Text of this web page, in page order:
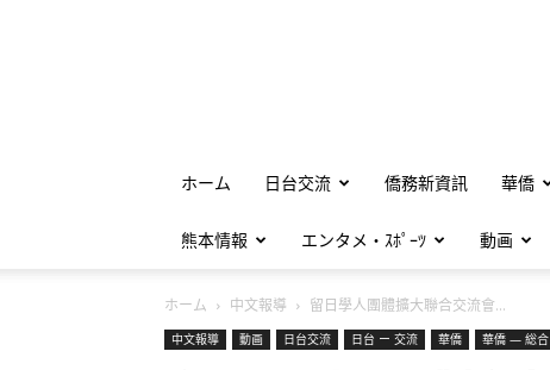
ホーム 日台交流 僑務新資訊 華僑
熊本情報 エンタメ・ｽﾎﾟｰﾂ 動画
ホーム 中文報導 留日學人團體擴大聯合交流會...
中文報導 動画 日台交流 日台 ー 交流 華僑 華僑 — 総合